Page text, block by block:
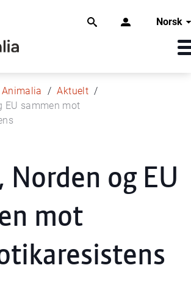
Norsk
Animalia
Aktuelt
EU sammen mot
Norden og EU
mot